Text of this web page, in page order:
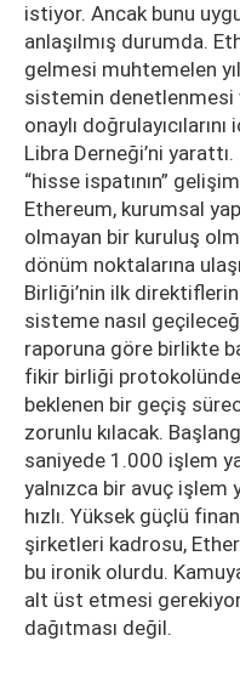
istiyor. Ancak bunu
anlaşılmış durumda.
gelmesi muhtemelen
sistemin denetlenmesi
onaylı
Libra Derneği’ni yarattı.
“hisse ispatının”
Ethereum, kurumsal
olmayan bir kuruluş
dönüm noktalarına
Birliği’nin ilk
sisteme nasıl
raporuna göre birlikte
fikir birliği
beklenen bir geçiş
zorunlu kılacak.
saniyede 1.000 işlem
yalnızca bir avuç işlem
hızlı. Yüksek güçlü
şirketleri kadrosu,
bu ironik olurdu.
alt üst etmesi
dağıtması değil.